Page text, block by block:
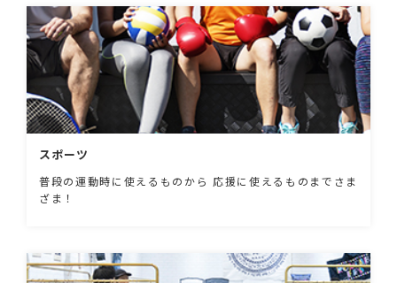
スポーツ
普段の運動時に使えるものから 応援に使えるものまでさま
ざま！